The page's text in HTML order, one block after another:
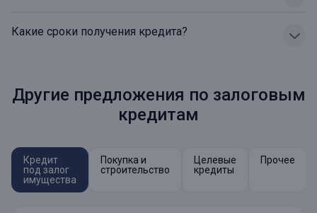
Какие сроки получения кредита?
Другие предложения по залоговым
кредитам
Кредит
под залог
имущества
Покупка и
строительство
Целевые
кредиты
Прочее